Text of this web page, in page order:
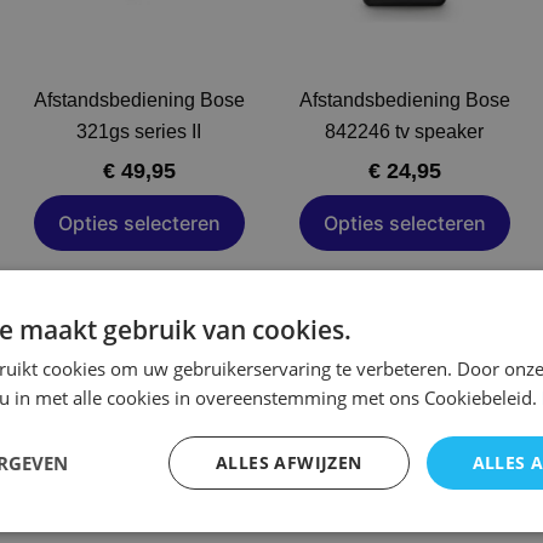
Afstandsbediening Bose
321gs series II
€49,95
Opties selecteren
Afstandsbediening Bose
842246 tv speaker
€24,95
Opties selecteren
op
de
productpagina
product
meerdere
variaties.
Deze
optie
€
meerdere
variaties.
Deze
optie
maakt gebruik van cookies.
cookies om uw gebruikerservaring te verbeteren. Door
in met alle cookies in overeenstemming met ons Cookiebeleid.
ALLES
ALLES AFWIJZEN